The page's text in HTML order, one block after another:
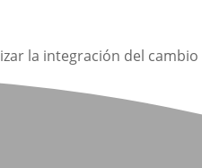
la integración del cambio